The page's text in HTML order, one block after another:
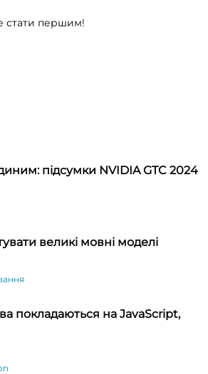
стати першим!
підсумки NVIDIA GTC 2024
великі мовні моделі
покладаються на JavaScript,